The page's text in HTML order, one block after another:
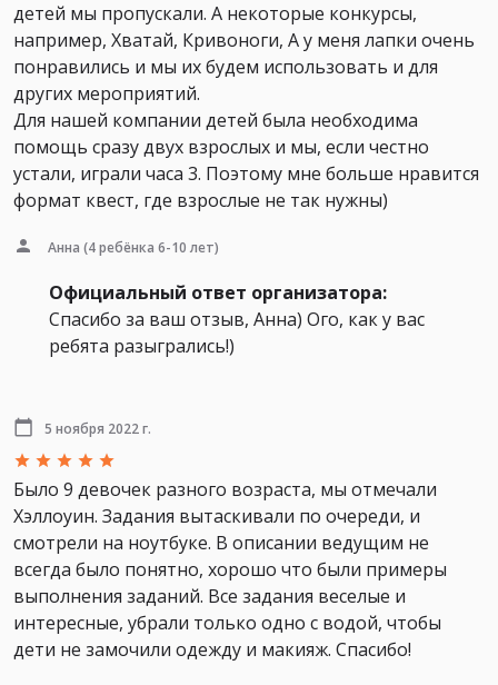
детей мы пропускали. А некоторые конкурсы,
например, Хватай, Кривоноги, А у меня лапки очень
понравились и мы их будем использовать и для
других мероприятий.
Для нашей компании детей была необходима
помощь сразу двух взрослых и мы, если честно
устали, играли часа 3. Поэтому мне больше нравится
формат квест, где взрослые не так нужны)
Анна (4 ребёнка 6-10 лет)
Официальный ответ организатора:
Спасибо за ваш отзыв, Анна) Ого, как у вас
ребята разыгрались!)
5 ноября 2022 г.
Было 9 девочек разного возраста, мы отмечали
Хэллоуин. Задания вытаскивали по очереди, и
смотрели на ноутбуке. В описании ведущим не
всегда было понятно, хорошо что были примеры
выполнения заданий. Все задания веселые и
интересные, убрали только одно с водой, чтобы
дети не замочили одежду и макияж. Спасибо!